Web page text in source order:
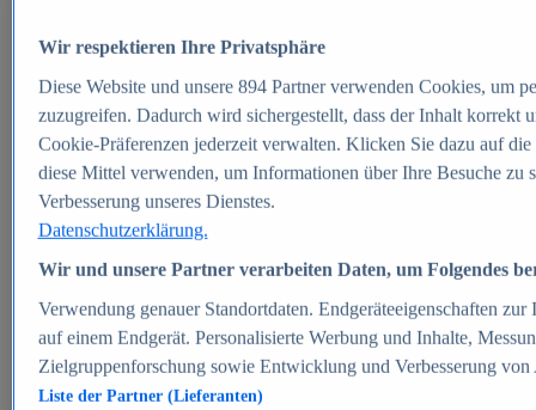
Zum Report
E-commerce
Beliebte Statistiken
Aktuelle Statistiken
E-Commerce - Entwicklung des Umsatzes in
Deutschland 1999-2025
Umsatz von Amazon in Deutschland und weltweit
2010-2025
B2C-E-Commerce: Top-50 Online Shops in
Deutschland 2024
Marktanteile von Online-Zahlungsverfahren in
Deutschland 2024
Umsatzstarke Warengruppen im Online-Handel in
Deutschland 2023-2025
Wir respektieren Ihre Privatsphäre
Diese Website und unsere 894Partner verwenden Cookies, um
zuzugreifen. Dadurch wird sichergestellt, dass der Inhalt korrekt
Cookie-Präferenzen jederzeit verwalten. Klicken Sie dazu auf
diese Mittel verwenden, um Informationen über Ihre Besuche
Verbesserung unseres Dienstes.
Datenschutzerklärung.
Wir und unsere Partner verarbeiten Daten, um Folgendes
Verwendung genauer Standortdaten. Endgeräteeigenschaften
auf einem Endgerät. Personalisierte Werbung und Inhalte,
Zielgruppenforschung sowie Entwicklung und Verbesserung von
Liste der Partner (Lieferanten)